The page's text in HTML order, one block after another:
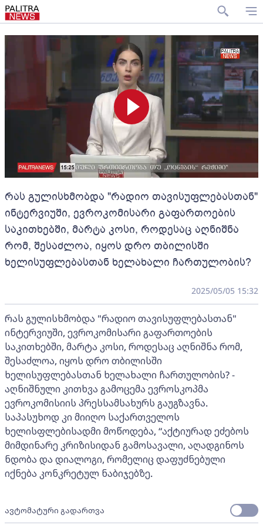
რას გულისხმობდა "რადიო თავისუფლებასთან"
ინტერვიუში, ევროკომისარი გაფართოების
საკითხებში, მარტა კოსი, როდესაც აღნიშნა
რომ, შესაძლოა, იყოს დრო თბილისში
ხელისუფლებასთან ხელახალი ჩართულობის?
2025/05/05 15:32
რას გულისხმობდა "რადიო თავისუფლებასთან"
ინტერვიუში, ევროკომისარი გაფართოების
საკითხებში, მარტა კოსი, როდესაც აღნიშნა რომ,
შესაძლოა, იყოს დრო თბილისში
ხელისუფლებასთან ხელახალი ჩართულობის? -
აღნიშნული კითხვა გამოცემა ევროსკოპმა
ევროკომისიის პრესსამსახურს გაუგზავნა.
საპასუხოდ კი მიიღო საქართველოს
ხელისფლებისადმი მოწოდება, “აქტიურად ეძებოს
მიმდინარე კრიზისიდან გამოსავალი, აღადგინოს
ნდობა და დიალოგი, რომელიც დაფუძნებული
იქნება კონკრეტულ ნაბიჯებზე.
ავტომატური გადართვა